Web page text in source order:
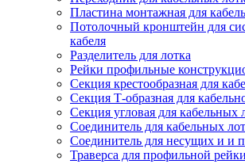
Пластина монтажная для
Потолочный кронштейн для
кабеля
Разделитель для лотка
Рейки профильные
Секция крестообразная для
Секция Т-образная для
Секция угловая для кабельных
Соединитель для кабельных
Соединитель для несущих и и
Траверса для профильной рейки